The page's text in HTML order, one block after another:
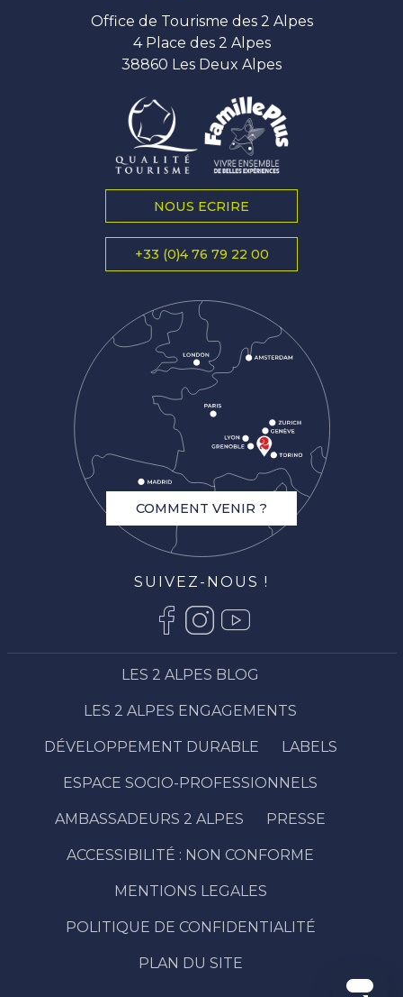
Description
Ouvertures
Office de Tourisme des 2 Alpes
4 Place des 2 Alpes
38860 Les Deux Alpes
NOUS ECRIRE
+33 (0)4 76 79 22 00
COMMENT VENIR ?
SUIVEZ-NOUS !
LES 2 ALPES BLOG
LES 2 ALPES ENGAGEMENTS
DÉVELOPPEMENT DURABLE LABELS
ESPACE SOCIO-PROFESSIONNELS
AMBASSADEURS 2 ALPES PRESSE
ACCESSIBILITÉ : NON CONFORME
MENTIONS LEGALES
POLITIQUE DE CONFIDENTIALITÉ
PLAN DU SITE